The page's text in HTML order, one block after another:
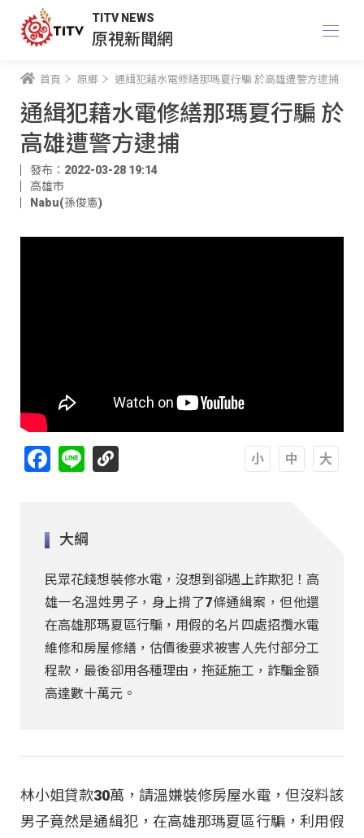
TITV NEWS
原視新聞網
首頁 原鄉 通緝犯藉水電修繕那瑪夏行騙 於高雄遭警方逮捕
通緝犯藉水電修繕那瑪夏行騙 於
高雄遭警方逮捕
發布：2022-03-28 19:14
高雄市
Nabu(孫俊憲)
Facebook
Line
大綱
民眾花錢想裝修水電，沒想到卻遇上詐欺犯！高
雄一名溫姓男子，身上揹了7條通緝案，但他還
在高雄那瑪夏區行騙，用假的名片四處招攬水電
維修和房屋修繕，估價後要求被害人先付部分工
程款，最後卻用各種理由，拖延施工，詐騙金額
高達數十萬元。
林小姐貸款30萬，請溫嫌裝修房屋水電，但沒料該
男子竟然是通緝犯，在高雄那瑪夏區行騙，利用假